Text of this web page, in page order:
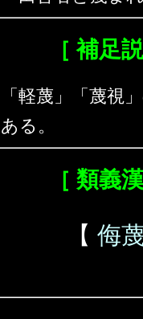
［ 補足
「軽蔑」「蔑視
ある。
［ 類義
【 侮